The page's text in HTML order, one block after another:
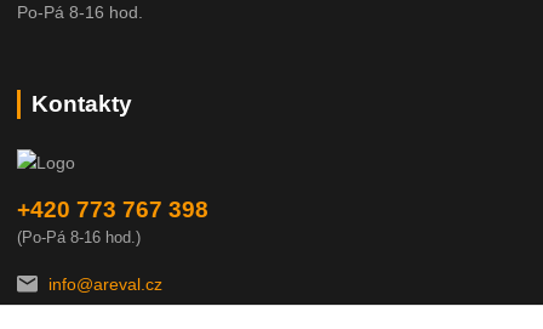
Po-Pá 8-16 hod.
Kontakty
+420 773 767 398
(Po-Pá 8-16 hod.)
info@areval.cz